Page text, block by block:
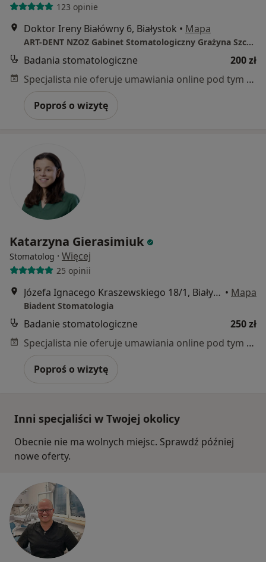
123 opinie
Doktor Ireny Białówny 6, Białystok • Mapa
ART-DENT NZOZ Gabinet Stomatologiczny Grażyna Szcześniak
Badania stomatologiczne
200 zł
Specjalista nie oferuje umawiania online pod tym adresem.
Poproś o wizytę
Katarzyna Gierasimiuk
Stomatolog · Więcej
25 opinii
Józefa Ignacego Kraszewskiego 18/1, Białystok • Mapa
Biadent Stomatologia
Badanie stomatologiczne
250 zł
Specjalista nie oferuje umawiania online pod tym adresem.
Poproś o wizytę
Inni specjaliści w Twojej okolicy
Obecnie nie ma wolnych miejsc. Sprawdź później
nowe oferty.